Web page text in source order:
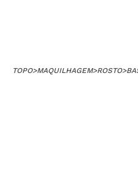
TOPO>MAQUILHAGEM>ROSTO>